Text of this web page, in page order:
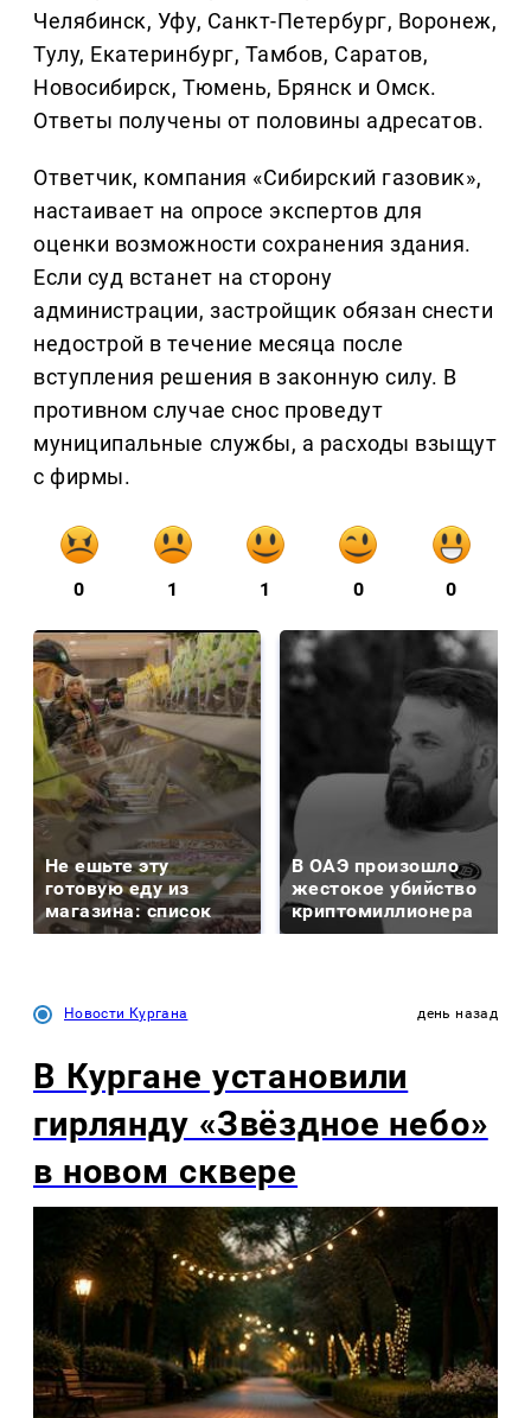
Челябинск, Уфу, Санкт-Петербург, Воронеж,
Тулу, Екатеринбург, Тамбов, Саратов,
Новосибирск, Тюмень, Брянск и Омск.
Ответы получены от половины адресатов.
Ответчик, компания «Сибирский газовик»,
настаивает на опросе экспертов для
оценки возможности сохранения здания.
Если суд встанет на сторону
администрации, застройщик обязан снести
недострой в течение месяца после
вступления решения в законную силу. В
противном случае снос проведут
муниципальные службы, а расходы взыщут
с фирмы.
0 1 1 0 0
Не ешьте эту
готовую еду из
магазина: список
В ОАЭ произошло
жестокое убийство
криптомиллионера
Новости Кургана день назад
В Кургане установили
гирлянду «Звёздное небо»
в новом сквере